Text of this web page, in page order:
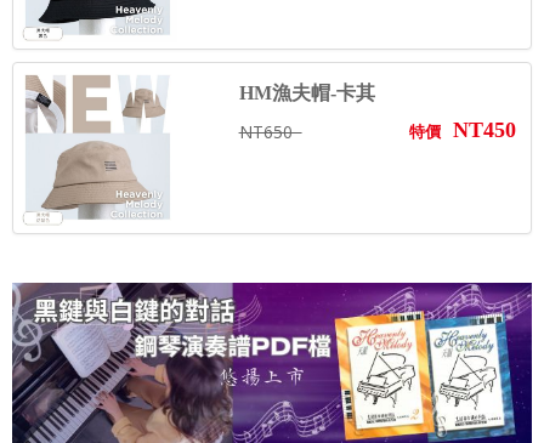
HM漁夫帽-卡其
NT650 特價 NT450